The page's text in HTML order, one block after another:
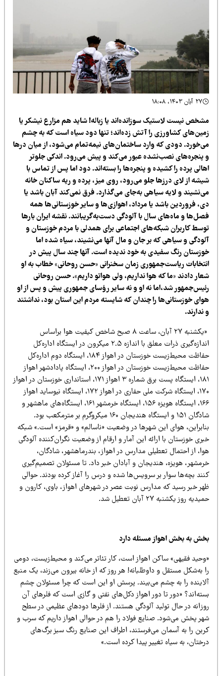
نیست لاستیک سوزانده‌اند یا زباله‌!‌ شاید هم مزارع نیشکر یا
کشاورزی را آتش زده‌اند؛ تنها دود سیاه است که به چشم
دودی که وارد ساختمان‌های نیمه‌تمام می‌شود،‌ از میان درها
پنجره‌های نصب‌نشده عبور می‌کند و پیش می‌رود. اندکی جلوتر
پرده را کشیده و پنجره‌ها را بسته‌اند. دود اما پس از تماس با
از لای درزها جلو می‌رود، روی میز،‌ پرده و ریه ساکنان خانه
و لایه‌ سیاهی به‌جای می‌گذارد. فرق نمی‌کند آبان باشد یا
فروردین باشد یا مرداد‌، اهوازی‌ها و سایر خوزستانی‌ها همه
و ماه‌های سال با آلودگی دست‌به‌گریبانند. نقشه ایران بارها
کاربران شبکه‌های اجتماعی برای همدلی با مردم خوزستان و
و سیاهی که بر جان و مال آنها می‌نشیند،‌ سیاه شده اما
رنگ سفیدی به خود ندیده است. آنها چند سال پیش در
ریاست‌جمهوری زمان سخنرانی «حسن روحانی» خطاب به او
دادند «ما که هوا نداریم، ولی هواتو داریم». حسن روحانی
شد،اما نه او و نه سایر رؤسای جمهوری پیش و پس از او
خوزستانی‌ها را چندان که شایسته مردم این استان بود، نداشتند
«یکشنبه ۲۷ آبان، ساعت ۸ صبح شاخص کیفیت هوا براساس
اندازه‌گیری ذرات معلق با اندازه ۲.۵ میکرون در ایستگاه اداره‌کل
حفاظت محیط‌زیست خوزستان در اهواز ۱۸۴، ایستگاه دوم اداره‌کل
حفاظت محیط‌زیست خوزستان در اهواز ۲۰۰، ایستگاه پادادشهر اهواز
۱۸۱، ایستگاه پست برق شماره ۳ اهواز ۱۷۱، استانداری خوزستان در اهواز
۱۷۰، ایستگاه شرکت ملی حفاری در اهواز ۱۷۲، ایستگاه نیوساید اهواز
۱۶۶، ایستگاه هویزه ۱۵۶، ایستگاه خرمشهر ۱۶۱، ایستگاه‌های ماهشهر و
شادگان ۱۵۱ و ایستگاه هندیجان ۱۶۰ میکروگرم بر مترمکعب بود.
هوای این شهرها در وضعیت «ناسالم» و «قرمز» است.» شبکه
خوزستان با ارائه این آمار و ارقام از وضعیت نگران‌کننده آلودگی
از احتمال تعطیلی مدارس در اهواز، بندرماهشهر، شادگان،‌
هویزه،‌ هندیجان و آبادان خبر داد. تا مسئولان تصمیم‌گیری
بچه‌ها سوار بر سرویس‌ها شده و درس را آغاز کرده بودند. حوالی
خبر رسید که مدارس نوبت عصر در شهرهای اهواز، باوی، کارون و
روز یکشنبه ۲۷ آبان تعطیل شد.
به بخش اهواز مسئله دارد
فقیهی» ساکن اهواز است،‌ کار تئاتر می‌کند و محیط‌زیست، دومی‌
به‌شکل مستقل و داوطلبانه! هر روز که از خانه بیرون می‌زند، یک منبع
را به چشم می‌بیند. پرسش او این است که چرا مسئولان چشم
«دور تا دور اهواز دکل‌های نفتی و گازی است که فلرهای آن
در حال تولید آلودگی هستند. از فلرها دودهای عظیمی‌ در سطح
پخش می‌شود. صنایع فولاد را هم در حوالی اهواز داریم که سرب و
را به آسمان می‌فرستند، اطراف این صنایع رنگ سبز برگ‌های‌
به سیاه تغییر پیدا کرده است.»